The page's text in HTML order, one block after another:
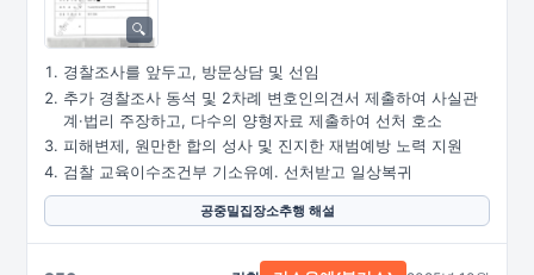
경찰조사를 앞두고, 방문상담 및 선임
추가 경찰조사 동석 및 2차례 변호인의견서 제출하여 사실관
계·법리 주장하고, 다수의 양형자료 제출하여 선처 호소
피해변제, 원만한 합의 성사 및 진지한 재범예방 노력 지원
검찰 교육이수조건부 기소유예. 선처받고 일상복귀
공중밀집장소추행 해설